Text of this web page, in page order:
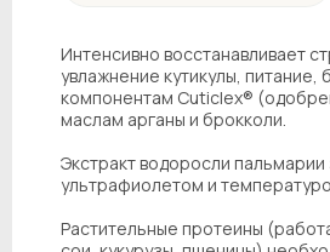
Интенсивно восстанавливает
увлажнение кутикулы, питание,
компонентам Cuticlex®
маслам арганы и брокколи.
Экстракт водоросли
ультрафиолетом и
Растительные протеины